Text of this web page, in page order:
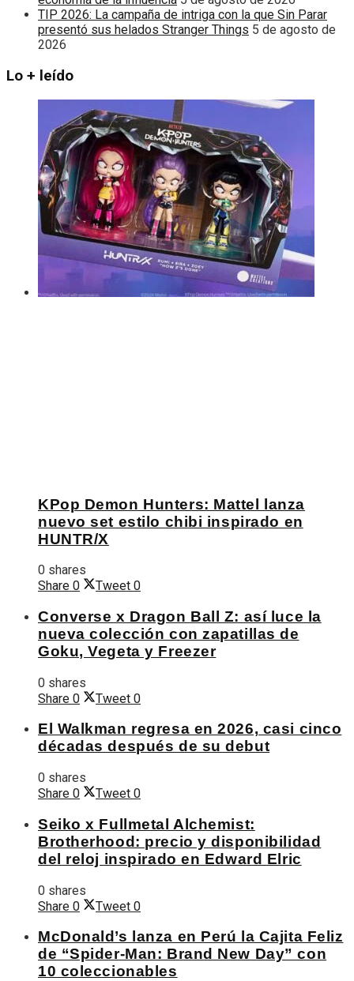
TIP 2026: La campaña de intriga con la que Sin Parar
presentó sus helados Stranger Things 5 de agosto de
2026
Lo + leído
KPop Demon Hunters: Mattel lanza
nuevo set estilo chibi inspirado en
HUNTR/X
0 shares
Share 0 Tweet 0
Converse x Dragon Ball Z: así luce la
nueva colección con zapatillas de
Goku, Vegeta y Freezer
0 shares
Share 0 Tweet 0
El Walkman regresa en 2026, casi cinco
décadas después de su debut
0 shares
Share 0 Tweet 0
Seiko x Fullmetal Alchemist:
Brotherhood: precio y disponibilidad
del reloj inspirado en Edward Elric
0 shares
Share 0 Tweet 0
McDonald’s lanza en Perú la Cajita Feliz
de “Spider-Man: Brand New Day” con
10 coleccionables